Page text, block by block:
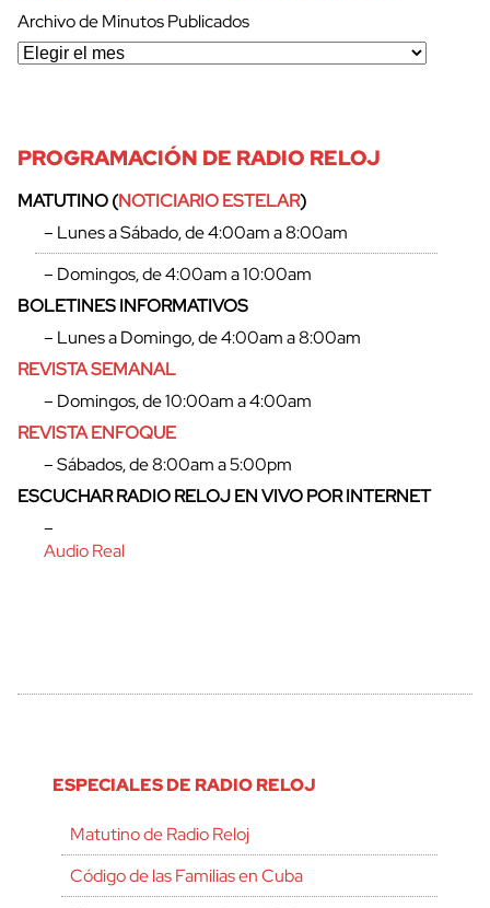
cerrar
Archivo de Minutos Publicados
PROGRAMACIÓN DE RADIO RELOJ
MATUTINO (NOTICIARIO ESTELAR)
– Lunes a Sábado, de 4:00am a 8:00am
– Domingos, de 4:00am a 10:00am
BOLETINES INFORMATIVOS
– Lunes a Domingo, de 4:00am a 8:00am
REVISTA SEMANAL
– Domingos, de 10:00am a 4:00am
REVISTA ENFOQUE
– Sábados, de 8:00am a 5:00pm
ESCUCHAR RADIO RELOJ EN VIVO POR INTERNET
–
Audio Real
ESPECIALES DE RADIO RELOJ
Matutino de Radio Reloj
Código de las Familias en Cuba